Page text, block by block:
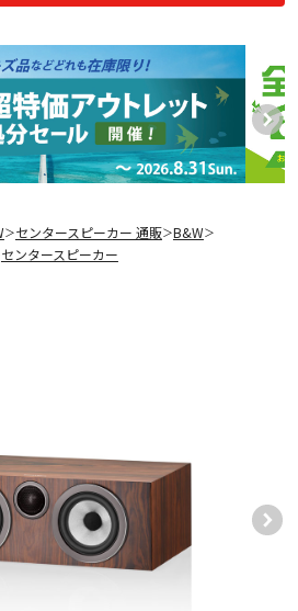
＞センタースピーカー 通販＞B&W＞
センタースピーカー